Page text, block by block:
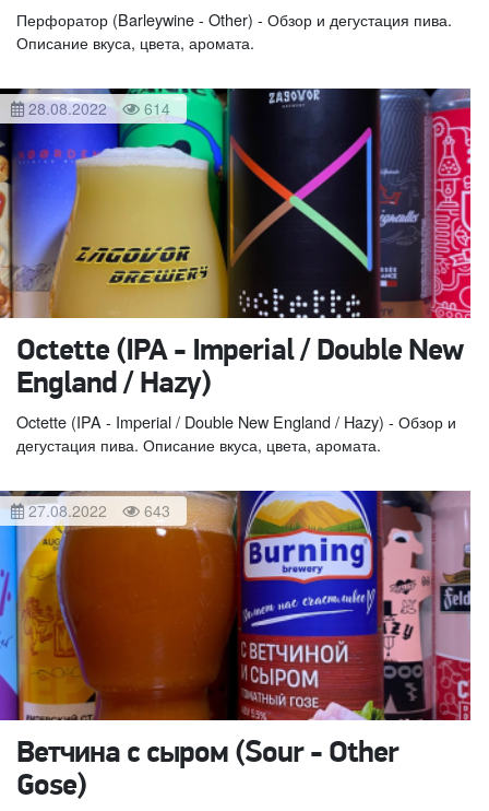
Перфоратор (Barleywine - Other) - Обзор и дегустация пива.
Описание вкуса, цвета, аромата.
28.08.2022 614
Octette (IPA - Imperial / Double New
England / Hazy)
Octette (IPA - Imperial / Double New England / Hazy) - Обзор и
дегустация пива. Описание вкуса, цвета, аромата.
27.08.2022 643
Ветчина с сыром (Sour - Other
Gose)